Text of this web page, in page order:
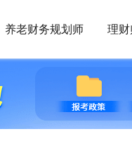
养老财务规划师 理